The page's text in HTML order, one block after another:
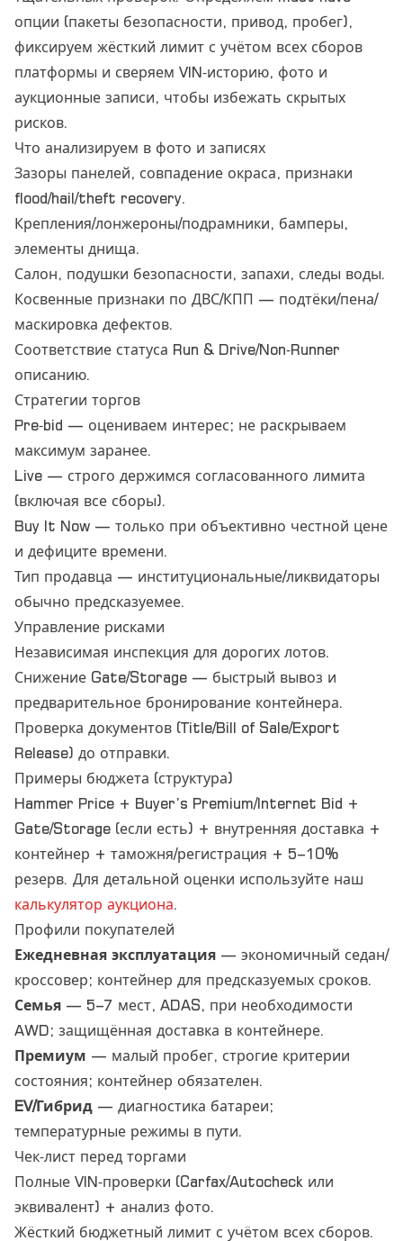
опции (пакеты безопасности, привод, пробег),
фиксируем жёсткий лимит с учётом всех сборов
платформы и сверяем VIN‑историю, фото и
аукционные записи, чтобы избежать скрытых
рисков.
Что анализируем в фото и записях
Зазоры панелей, совпадение окраса, признаки
flood/hail/theft recovery.
Крепления/лонжероны/подрамники, бамперы,
элементы днища.
Салон, подушки безопасности, запахи, следы воды.
Косвенные признаки по ДВС/КПП — подтёки/пена/
маскировка дефектов.
Соответствие статуса Run & Drive/Non‑Runner
описанию.
Стратегии торгов
Pre‑bid — оцениваем интерес; не раскрываем
максимум заранее.
Live — строго держимся согласованного лимита
(включая все сборы).
Buy It Now — только при объективно честной цене
и дефиците времени.
Тип продавца — институциональные/ликвидаторы
обычно предсказуемее.
Управление рисками
Независимая инспекция для дорогих лотов.
Снижение Gate/Storage — быстрый вывоз и
предварительное бронирование контейнера.
Проверка документов (Title/Bill of Sale/Export
Release) до отправки.
Примеры бюджета (структура)
Hammer Price + Buyer’s Premium/Internet Bid +
Gate/Storage (если есть) + внутренняя доставка +
контейнер + таможня/регистрация + 5–10%
резерв. Для детальной оценки используйте наш
калькулятор аукциона.
Профили покупателей
Ежедневная эксплуатация — экономичный седан/
кроссовер; контейнер для предсказуемых сроков.
Семья — 5–7 мест, ADAS, при необходимости
AWD; защищённая доставка в контейнере.
Премиум — малый пробег, строгие критерии
состояния; контейнер обязателен.
EV/Гибрид — диагностика батареи;
температурные режимы в пути.
Чек‑лист перед торгами
Полные VIN‑проверки (Carfax/Autocheck или
эквивалент) + анализ фото.
Жёсткий бюджетный лимит с учётом всех сборов.